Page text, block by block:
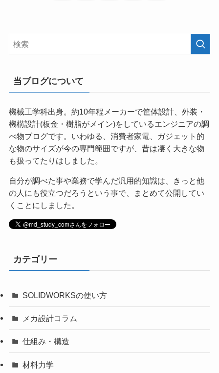
当ブログについて
機械工学科出身。約10年程メーカーで筐体設計、外装・
機構設計(板金・樹脂がメイン)をしているエンジニアの調
べ物ブログです。いわゆる、消費者家電、ガジェット的
な物のサイズが今の専門範囲ですが、昔は凄く大きな物
も扱ってたりはしました。
自分が調べた事や業務で学んだ汎用的知識は、きっと他
の人にも役立つだろうという事で、まとめて公開してい
くことにしました。
カテゴリー
SOLIDWORKSの使い方
メカ設計コラム
仕組み・構造
材料力学